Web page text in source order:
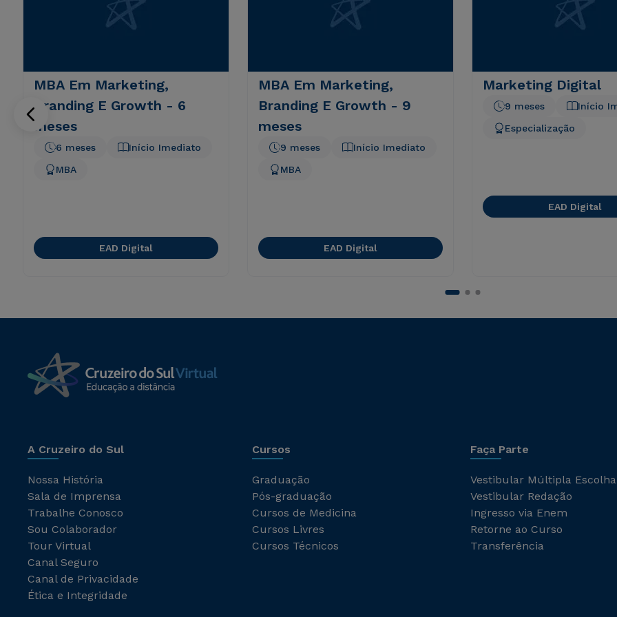
MBA Em Marketing,
Branding E Growth - 6
meses
Início Imediato
6 meses
MBA
EAD Digital
MBA Em Marketing,
Branding E Growth - 9
meses
Início Imediato
9 meses
MBA
EAD Digital
Marketing Digital
Início
9 meses
Especialização
EAD Digital
A Cruzeiro do Sul
Nossa História
Sala de Imprensa
Trabalhe Conosco
Sou Colaborador
Tour Virtual
Canal Seguro
Canal de Privacidade
Ética e Integridade
Cursos
Graduação
Pós-graduação
Cursos de Medicina
Cursos Livres
Cursos Técnicos
Faça Parte
Vestibular Múltipla Escolha
Vestibular Redação
Ingresso via Enem
Retorne ao Curso
Transferência